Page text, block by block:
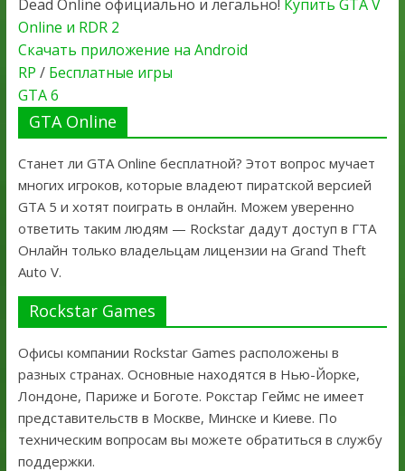
Dead Online официально и легально! Купить GTA V
Online и RDR 2
Скачать приложение на Android
RP / Бесплатные игры
GTA 6
GTA Online
Станет ли GTA Online бесплатной? Этот вопрос мучает
многих игроков, которые владеют пиратской версией
GTA 5 и хотят поиграть в онлайн. Можем уверенно
ответить таким людям — Rockstar дадут доступ в ГТА
Онлайн только владельцам лицензии на Grand Theft
Auto V.
Rockstar Games
Офисы компании Rockstar Games расположены в
разных странах. Основные находятся в Нью-Йорке,
Лондоне, Париже и Боготе. Рокстар Геймс не имеет
представительств в Москве, Минске и Киеве. По
техническим вопросам вы можете обратиться в службу
поддержки.